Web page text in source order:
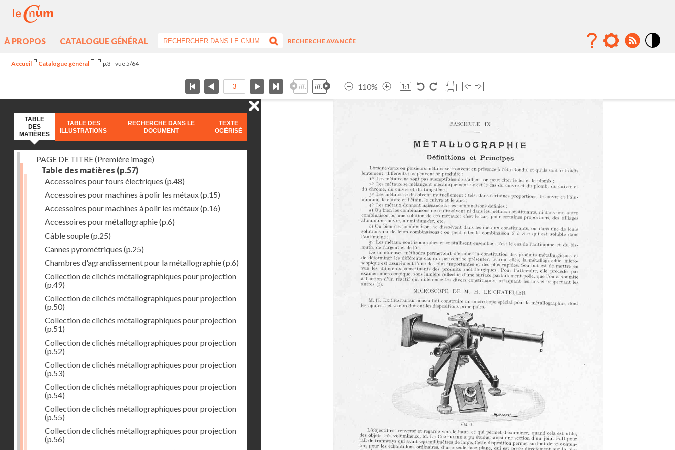
À PROPOS CATALOGUE GÉNÉRAL
RECHERCHE AVANCÉE
Accueil Catalogue général p.3 - vue 5/64
110%
TABLE
DES
MATIÈRES
TABLE DES
ILLUSTRATIONS
RECHERCHE DANS LE
DOCUMENT
TEXTE
OCÉRISÉ
PAGE DE TITRE (Première image)
Table des matières (p.57)
Accessoires pour fours électriques (p.48)
Accessoires pour machines à polir les métaux(p.15)
Accessoires pour machines à polir les métaux(p.16)
Accessoires pour métallographie(p.6)
Câble souple(p.25)
Cannes pyrométriques (p.25)
Chambres d'agrandissement pour la métallographie(p.6)
Collection de clichés métallographiques pour projection
(p.49)
Collection de clichés métallographiques pour projection
(p.50)
Collection de clichés métallographiques pour projection
(p.51)
Collection de clichés métallographiques pour projection
(p.52)
Collection de clichés métallographiques pour projection
(p.53)
Collection de clichés métallographiques pour projection
(p.54)
Collection de clichés métallographiques pour projection
(p.55)
Collection de clichés métallographiques pour projection
(p.56)